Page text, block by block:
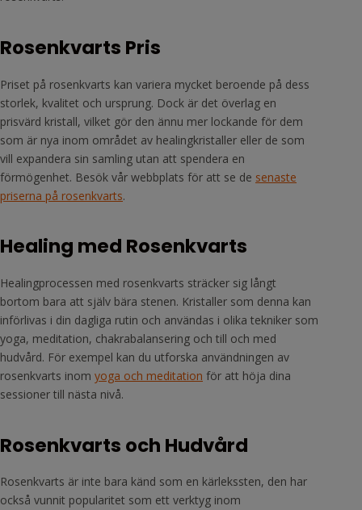
Rosenkvarts Pris
Priset på rosenkvarts kan variera mycket beroende på dess
storlek, kvalitet och ursprung. Dock är det överlag en
prisvärd kristall, vilket gör den ännu mer lockande för dem
som är nya inom området av healingkristaller eller de som
vill expandera sin samling utan att spendera en
förmögenhet. Besök vår webbplats för att se de senaste
priserna på rosenkvarts.
Healing med Rosenkvarts
Healingprocessen med rosenkvarts sträcker sig långt
bortom bara att själv bära stenen. Kristaller som denna kan
införlivas i din dagliga rutin och användas i olika tekniker som
yoga, meditation, chakrabalansering och till och med
hudvård. För exempel kan du utforska användningen av
rosenkvarts inom yoga och meditation för att höja dina
sessioner till nästa nivå.
Rosenkvarts och Hudvård
Rosenkvarts är inte bara känd som en kärlekssten, den har
också vunnit popularitet som ett verktyg inom